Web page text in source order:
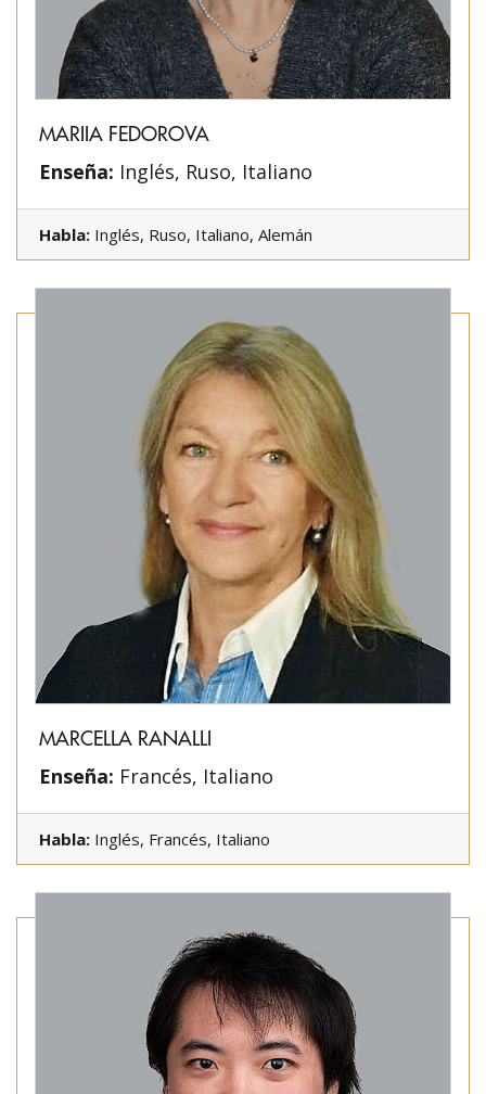
MARIIA FEDOROVA
Enseña: Inglés, Ruso, Italiano
Habla: Inglés, Ruso, Italiano, Alemán
MARCELLA RANALLI
Enseña: Francés, Italiano
Habla: Inglés, Francés, Italiano